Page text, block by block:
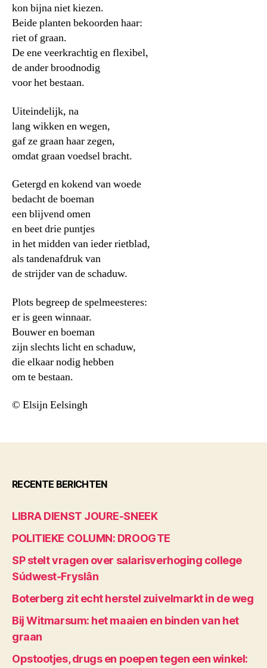
kon bijna niet kiezen.
Beide planten bekoorden haar:
riet of graan.
De ene veerkrachtig en flexibel,
de ander broodnodig
voor het bestaan.
Uiteindelijk, na
lang wikken en wegen,
gaf ze graan haar zegen,
omdat graan voedsel bracht.
Getergd en kokend van woede
bedacht de boeman
een blijvend omen
en beet drie puntjes
in het midden van ieder rietblad,
als tandenafdruk van
de strijder van de schaduw.
Plots begreep de spelmeesteres:
er is geen winnaar.
Bouwer en boeman
zijn slechts licht en schaduw,
die elkaar nodig hebben
om te bestaan.
© Elsijn Eelsingh
RECENTE BERICHTEN
LIBRA DIENST JOURE-SNEEK
POLITIEKE COLUMN: DROOGTE
SP stelt vragen over salarisverhoging college
Súdwest-Fryslân
Boterberg zit echt herstel zuivelmarkt in de weg
Bij Witmarsum: het maaien en binden van het
graan
Opstootjes, drugs en poepen tegen een winkel: